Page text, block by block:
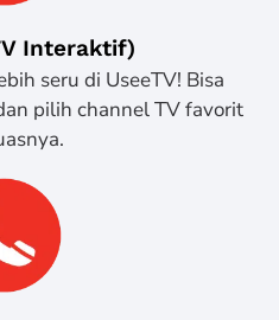
Interaktif)
seru di UseeTV! Bisa
pilih channel TV favorit